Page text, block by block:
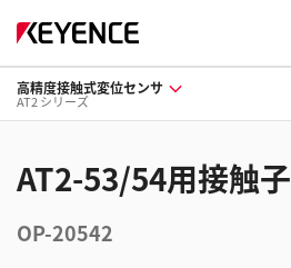
高精度接触式変位センサ
AT2 シリーズ
AT2-53/54用接触子
OP-20542